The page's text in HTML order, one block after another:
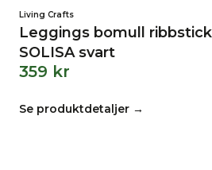
Living Crafts
Leggings bomull
SOLISA svart
359 kr
Se produktdetaljer →